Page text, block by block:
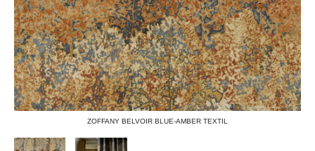
ZOFFANY BELVOIR BLUE-AMBER TEXTIL